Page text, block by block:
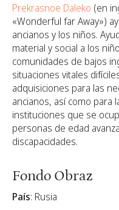
Prekrasnoe Daleko (en
«Wonderful far Away»)
ancianos y los niños.
material y social a los
comunidades de bajos
situaciones vitales
adquisiciones para las
ancianos, así como para
instituciones que se
personas de edad
discapacidades.
Fondo Obraz
País: Rusia